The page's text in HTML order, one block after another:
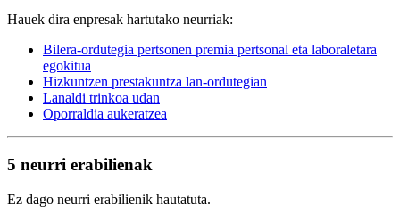
Hauek dira enpresak hartutako neurriak:
Bilera-ordutegia pertsonen premia pertsonal eta laboraletara
egokitua
Hizkuntzen prestakuntza lan-ordutegian
Lanaldi trinkoa udan
Oporraldia aukeratzea
5 neurri erabilienak
Ez dago neurri erabilienik hautatuta.